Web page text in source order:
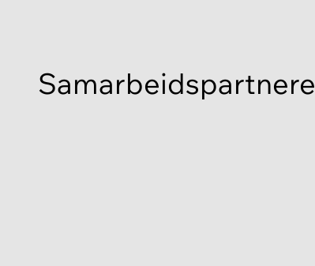
Samarbeidspartnere